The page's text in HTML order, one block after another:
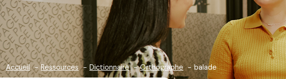
Accueil Ressources Dictionnaire Orthographe balade